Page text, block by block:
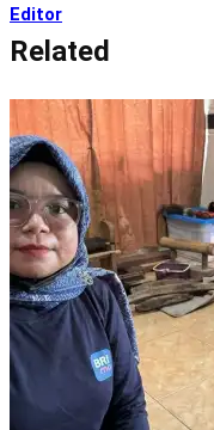
Editor
Related